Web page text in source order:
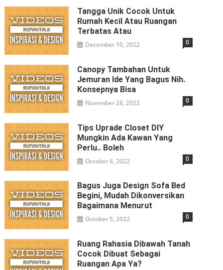
Tangga Unik Cocok Untuk
Rumah Kecil Atau Ruangan
Terbatas Atau
December 10, 2022 0
Canopy Tambahan Untuk
Jemuran Ide Yang Bagus Nih.
Konsepnya Bisa
November 28, 2022 0
Tips Uprade Closet DIY
Mungkin Ada Kawan Yang
Perlu.. Boleh
October 6, 2022 0
Bagus Juga Design Sofa Bed
Begini, Mudah Dikonversikan
Bagaimana Menurut
October 5, 2022 0
Ruang Rahasia Dibawah Tanah
Cocok Dibuat Sebagai
Ruangan Apa Ya?